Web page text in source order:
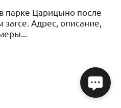
парке Царицыно после
Адрес, описание,